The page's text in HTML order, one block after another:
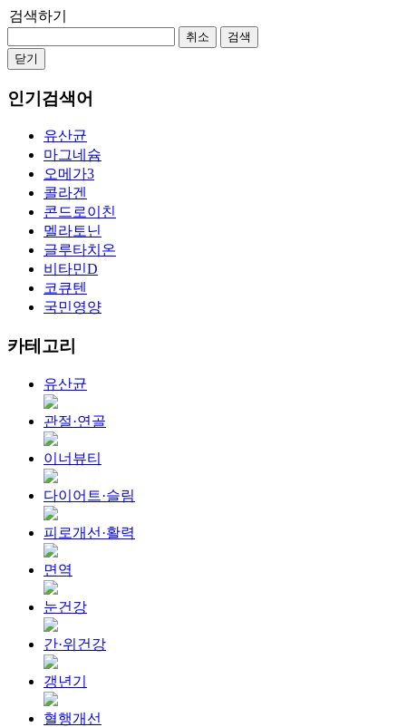
검색하기
취소
검색
닫기
인기검색어
유산균
마그네슘
오메가3
콜라겐
콘드로이친
멜라토닌
글루타치온
비타민D
코큐텐
국민영양
카테고리
유산균
관절·연골
이너뷰티
다이어트·슬림
피로개선·활력
면역
눈건강
간·위건강
갱년기
혈행개선